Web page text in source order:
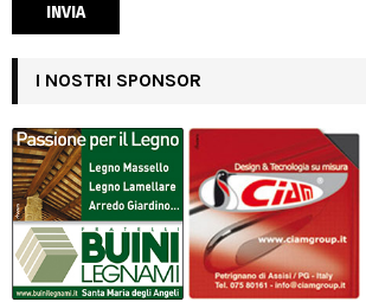
I NOSTRI SPONSOR